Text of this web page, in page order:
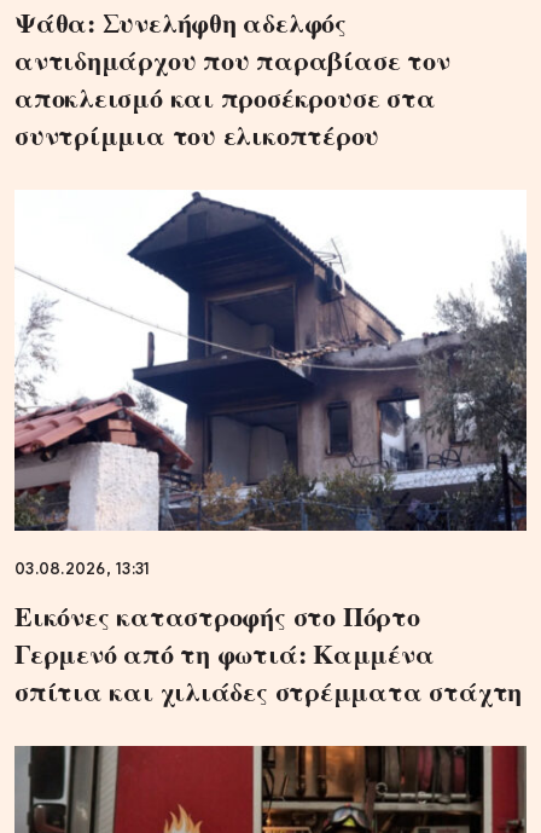
Ψάθα: Συνελήφθη αδελφός
αντιδημάρχου που παραβίασε τον
αποκλεισμό και προσέκρουσε στα
συντρίμμια του ελικοπτέρου
03.08.2026, 13:31
Εικόνες καταστροφής στο Πόρτο
Γερμενό από τη φωτιά: Καμμένα
σπίτια και χιλιάδες στρέμματα στάχτη